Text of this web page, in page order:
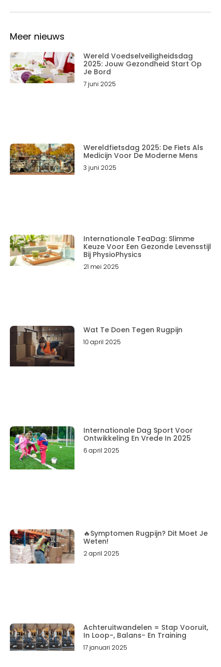
Meer nieuws
Wereld Voedselveiligheidsdag
2025: Jouw Gezondheid Start Op
Je Bord
7 juni 2025
Wereldfietsdag 2025: De Fiets Als
Medicijn Voor De Moderne Mens
3 juni 2025
Internationale TeaDag: Slimme
Keuze Voor Een Gezonde Levensstijl
Bij PhysioPhysics
21 mei 2025
Wat Te Doen Tegen Rugpijn
10 april 2025
Internationale Dag Sport Voor
Ontwikkeling En Vrede In 2025
6 april 2025
🔥Symptomen Rugpijn? Dit Moet Je
Weten!
2 april 2025
Achteruitwandelen = Stap Vooruit,
In Loop-, Balans- En Training
17 januari 2025